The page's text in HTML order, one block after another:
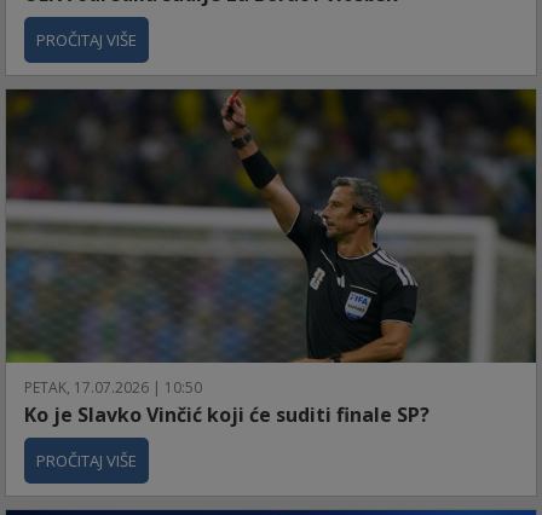
PROČITAJ VIŠE
PETAK, 17.07.2026 | 10:50
Ko je Slavko Vinčić koji će suditi finale SP?
PROČITAJ VIŠE